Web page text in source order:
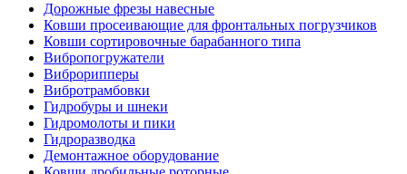
Дорожные фрезы навесные
Ковши просеивающие для фронтальных погрузчиков
Ковши сортировочные барабанного типа
Вибропогружатели
Виброрипперы
Вибротрамбовки
Гидробуры и шнеки
Гидромолоты и пики
Гидроразводка
Демонтажное оборудование